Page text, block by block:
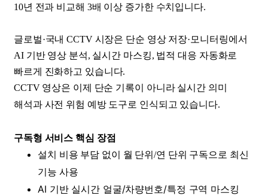
10년 전과 비교해 3배 이상 증가한 수치입니다.
글로벌·국내 CCTV 시장은 단순 영상 저장·모니터링에서
AI 기반 영상 분석, 실시간 마스킹, 법적 대응 자동화로
빠르게 진화하고 있습니다.
​CCTV 영상은 이제 단순 기록이 아니라 실시간 의미
해석과 사전 위험 예방 도구로 인식되고 있습니다.
구독형 서비스 핵심 장점
설치 비용 부담 없이 월 단위/연 단위 구독으로 최신
기능 사용
AI 기반 실시간 얼굴/차량번호/특정 구역 마스킹